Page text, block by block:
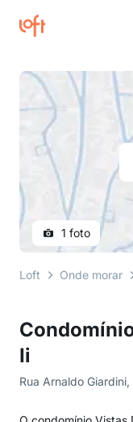
Ii
Rua Arnaldo
1 foto
Loft Onde morar